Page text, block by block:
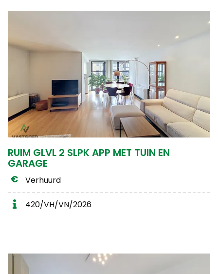
RUIM GLVL 2 SLPK APP MET TUIN EN
GARAGE
Verhuurd
420/VH/VN/2026